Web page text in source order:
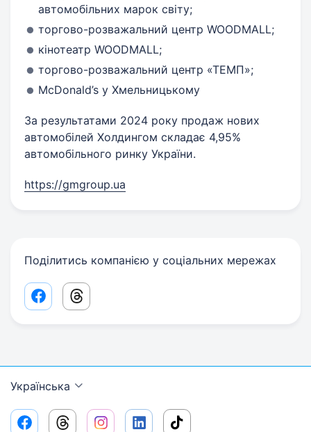
автомобільних марок світу;
торгово-розважальний центр WOODMALL;
кінотеатр WOODMALL;
торгово-розважальний центр «ТЕМП»;
McDonald’s у Хмельницькому
За результатами 2024 року продаж нових
автомобілей Холдингом складає 4,95%
автомобільного ринку України.
https://gmgroup.ua
Поділитись компанією у соціальних мережах
Facebook share link
Threads share link
Українська